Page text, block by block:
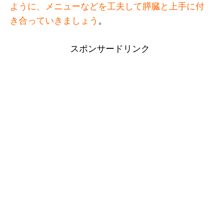
ように、メニューなどを工夫して膵臓と上手に付
き合っていきましょう 。
スポンサードリンク